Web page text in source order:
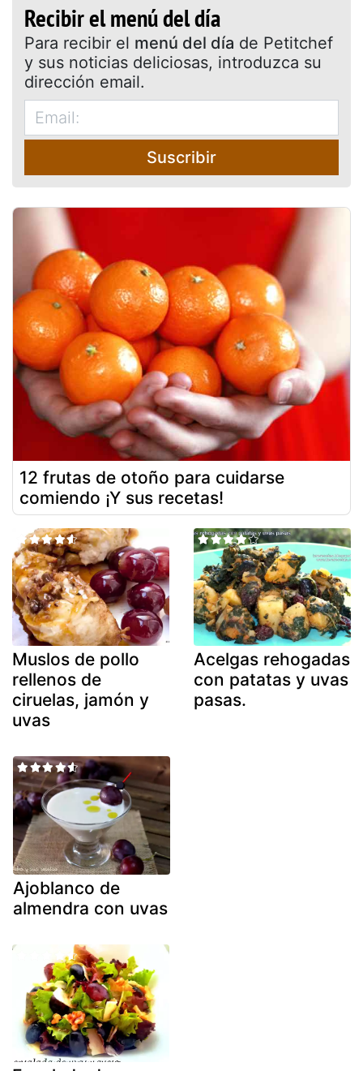
Recibir el menú del día
Para recibir el menú del día de Petitchef
y sus noticias deliciosas, introduzca su
dirección email.
Suscribir
12 frutas de otoño para cuidarse
comiendo ¡Y sus recetas!
Muslos de pollo
rellenos de
ciruelas, jamón y
uvas
Acelgas rehogadas
con patatas y uvas
pasas.
Ajoblanco de
almendra con uvas